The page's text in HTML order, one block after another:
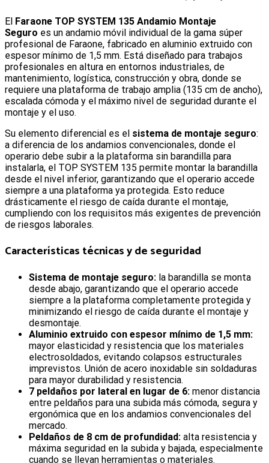
El Faraone TOP SYSTEM 135 Andamio Montaje
Seguro es un andamio móvil individual de la gama súper
profesional de Faraone, fabricado en aluminio extruido con
espesor mínimo de 1,5 mm. Está diseñado para trabajos
profesionales en altura en entornos industriales, de
mantenimiento, logística, construcción y obra, donde se
requiere una plataforma de trabajo amplia (135 cm de ancho),
escalada cómoda y el máximo nivel de seguridad durante el
montaje y el uso.
Su elemento diferencial es el sistema de montaje seguro:
a diferencia de los andamios convencionales, donde el
operario debe subir a la plataforma sin barandilla para
instalarla, el TOP SYSTEM 135 permite montar la barandilla
desde el nivel inferior, garantizando que el operario accede
siempre a una plataforma ya protegida. Esto reduce
drásticamente el riesgo de caída durante el montaje,
cumpliendo con los requisitos más exigentes de prevención
de riesgos laborales.
Características técnicas y de seguridad
Sistema de montaje seguro: la barandilla se monta
desde abajo, garantizando que el operario accede
siempre a la plataforma completamente protegida y
minimizando el riesgo de caída durante el montaje y
desmontaje.
Aluminio extruido con espesor mínimo de 1,5 mm:
mayor elasticidad y resistencia que los materiales
electrosoldados, evitando colapsos estructurales
imprevistos. Unión de acero inoxidable sin soldaduras
para mayor durabilidad y resistencia.
7 peldaños por lateral en lugar de 6: menor distancia
entre peldaños para una subida más cómoda, segura y
ergonómica que en los andamios convencionales del
mercado.
Peldaños de 8 cm de profundidad: alta resistencia y
máxima seguridad en la subida y bajada, especialmente
cuando se llevan herramientas o materiales.